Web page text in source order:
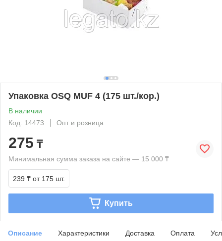
Упаковка OSQ MUF 4 (175 шт./кор.)
В наличии
Код: 14473
Опт и розница
275 ₸
Минимальная сумма заказа на сайте — 15 000 ₸
239 ₸ от 175 шт.
Купить
Описание Характеристики Доставка Оплата